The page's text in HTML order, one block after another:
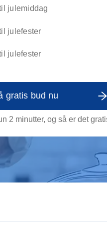
af tagrende
rengøring
julemiddag
julefester
julefester
gratis bud nu
2 minutter, og så er det